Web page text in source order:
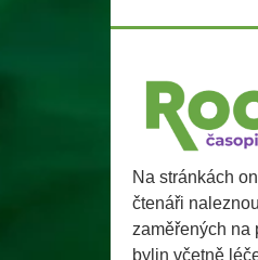
Na stránkách
čtenáři
zaměřených na
bylin včetně